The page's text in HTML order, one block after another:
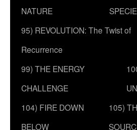
NATURE
95) REVOLUTION: The Twist of
Recurrence
99) THE ENERGY
CHALLENGE
104) FIRE DOWN
BELOW
105)